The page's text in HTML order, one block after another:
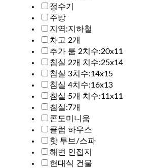
정수기
주방
지역:지하철
차고 2개
추가 룸 2치수:20x11
침실 2개 치수:25x14
침실 3치수:14x15
침실 4치수:16x13
침실 5개 치수:11x11
침실:7개
콘도미니움
클럽 하우스
핫 투브/스파
해변 인접지
현대식 건물